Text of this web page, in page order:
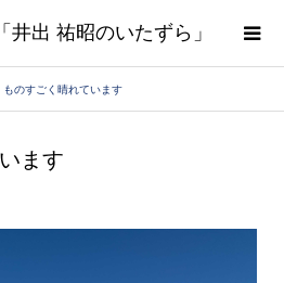
井出 祐昭のいたずら」
ものすごく晴れています
ます